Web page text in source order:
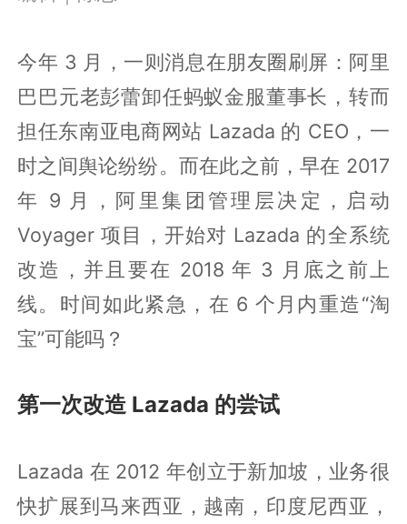
今年 3 月，一则消息在朋友圈刷屏：阿里
巴巴元老彭蕾卸任蚂蚁金服董事长，转而
担任东南亚电商网站 Lazada 的 CEO，一
时之间舆论纷纷。而在此之前，早在 2017
年 9 月，阿里集团管理层决定，启动
Voyager 项目，开始对 Lazada 的全系统
改造，并且要在 2018 年 3 月底之前上
线。时间如此紧急，在 6 个月内重造“淘
宝”可能吗？
第一次改造 Lazada 的尝试
Lazada 在 2012 年创立于新加坡，业务很
快扩展到马来西亚，越南，印度尼西亚，